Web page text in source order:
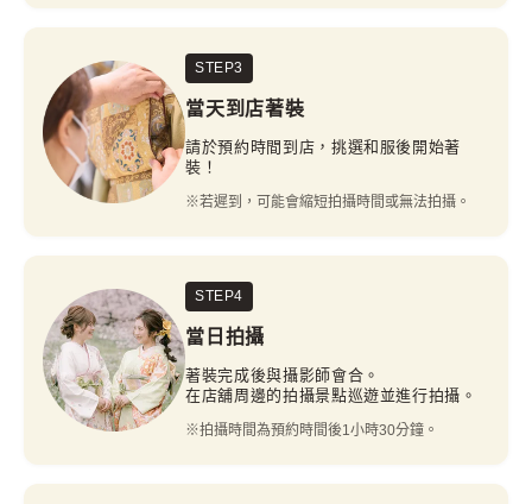
STEP3
當天到店著裝
請於預約時間到店，挑選和服後開始著
裝！
※若遲到，可能會縮短拍攝時間或無法拍攝。
STEP4
當日拍攝
著裝完成後與攝影師會合。
在店舖周邊的拍攝景點巡遊並進行拍攝。
※拍攝時間為預約時間後1小時30分鐘。